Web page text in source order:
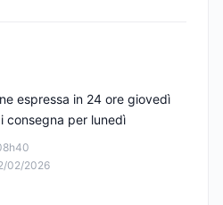
02/2026
espressa in 24 ore giovedì
consegna per lunedì